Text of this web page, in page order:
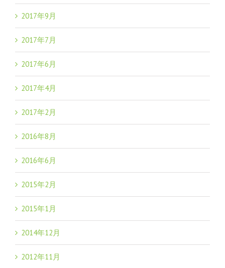
2017年9月
2017年7月
2017年6月
2017年4月
2017年2月
2016年8月
2016年6月
2015年2月
2015年1月
2014年12月
2012年11月